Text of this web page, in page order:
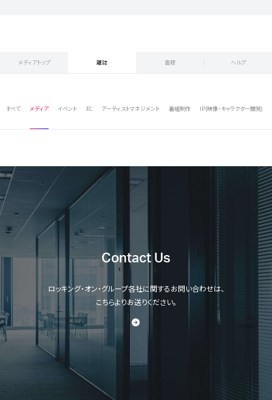
メディアトップ 雑誌 書籍 ヘルプ
すべて メディア イベント EC アーティストマネジメント 番組制作 IP(映像・キャラクター開発)
Contact Us
ロッキング・オン・グループ各社に関するお問い合わせは、
こちらよりお送りください。